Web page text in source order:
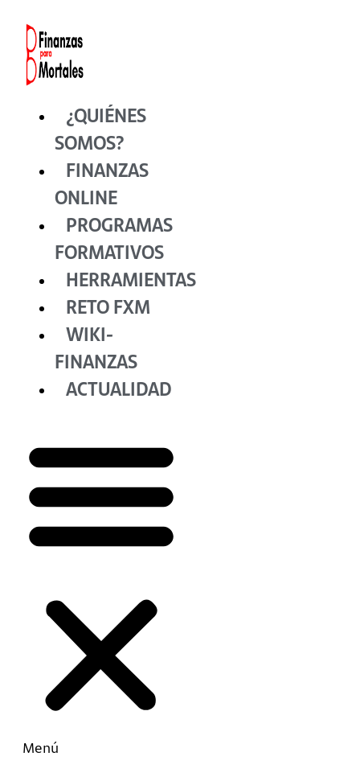
contenido
¿QUIÉNES
SOMOS?
FINANZAS
ONLINE
PROGRAMAS
FORMATIVOS
HERRAMIENTAS
RETO FXM
WIKI-
FINANZAS
ACTUALIDAD
Menú